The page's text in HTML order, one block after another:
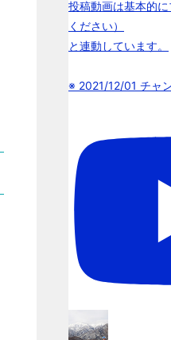
投稿動画は基本的
ください）
と連動しています。
※ 2021/12/01 チャ